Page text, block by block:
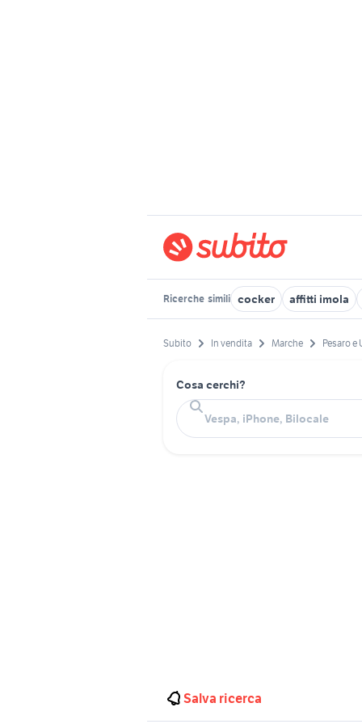
Ricerche simili cocker affitti imola
Subito In vendita Marche Pesaro e
Cosa cerchi?
Salva ricerca